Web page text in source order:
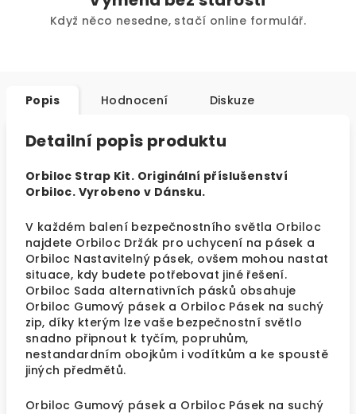
Když něco nesedne, stačí online formulář.
Popis Hodnocení Diskuze
Detailní popis produktu
Orbiloc Strap Kit. Originální příslušenství
Orbiloc. Vyrobeno v Dánsku.
V každém balení bezpečnostního světla Orbiloc
najdete Orbiloc Držák pro uchycení na pásek a
Orbiloc Nastavitelný pásek, ovšem mohou nastat
situace, kdy budete potřebovat jiné řešení.
Orbiloc Sada alternativních pásků obsahuje
Orbiloc Gumový pásek a Orbiloc Pásek na suchý
zip, díky kterým lze vaše bezpečnostní světlo
snadno připnout k tyčím, popruhům,
nestandardním obojkům i vodítkům a ke spoustě
jiných předmětů.
Orbiloc Gumový pásek a Orbiloc Pásek na suchý